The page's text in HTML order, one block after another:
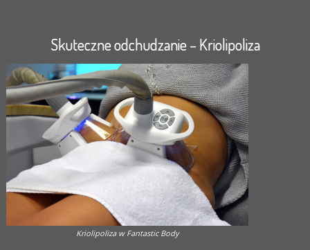
Skuteczne odchudzanie – Kriolipoliza
Kriolipoliza w Fantastic Body